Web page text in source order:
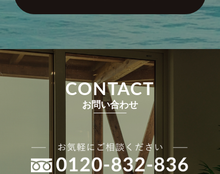
CONTACT
お問い合わせ